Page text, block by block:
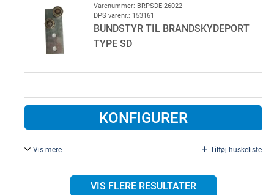
Varenummer: BRPSDEI26022
DPS varenr.: 153161
BUNDSTYR TIL BRANDSKYDEPORT
TYPE SD
KONFIGURER
Vis mere Tilføj huskeliste
VIS FLERE RESULTATER